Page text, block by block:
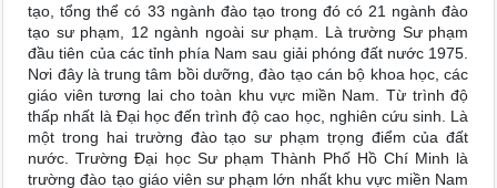
tạo, tổng thể có 33 ngành đào tạo trong đó có 21 ngành đào
tạo sư phạm, 12 ngành ngoài sư phạm. Là trường Sư phạm
đầu tiên của các tỉnh phía Nam sau giải phóng đất nước 1975.
Nơi đây là trung tâm bồi dưỡng, đào tạo cán bộ khoa học, các
giáo viên tương lai cho toàn khu vực miền Nam. Từ trình độ
thấp nhất là Đại học đến trình độ cao học, nghiên cứu sinh. Là
một trong hai trường đào tạo sư phạm trọng điểm của đất
nước. Trường Đại học Sư phạm Thành Phố Hồ Chí Minh là
trường đào tạo giáo viên sư phạm lớn nhất khu vực miền Nam